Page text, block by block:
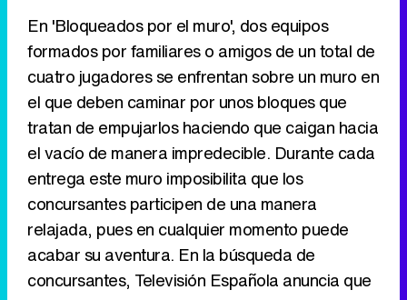
Canción ganadora de Eurovisión 2026: DARA con "Bangaranga" por Bulgaria
En 'Bloqueados por el muro', dos equipos
formados por familiares o amigos de un total de
cuatro jugadores se enfrentan sobre un muro en
el que deben caminar por unos bloques que
tratan de empujarlos haciendo que caigan hacia
el vacío de manera impredecible. Durante cada
entrega este muro imposibilita que los
concursantes participen de una manera
relajada, pues en cualquier momento puede
acabar su aventura. En la búsqueda de
concursantes, Televisión Española anuncia que